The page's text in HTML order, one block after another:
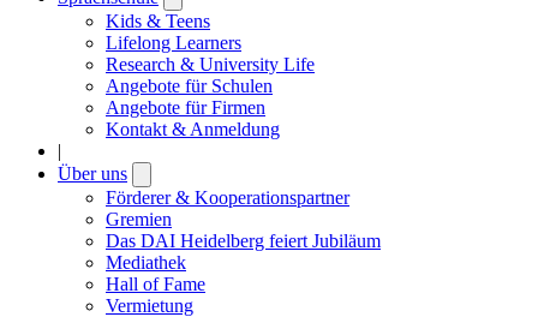
submenu
Kids & Teens
Lifelong Learners
Research & University Life
Angebote für Schulen
Angebote für Firmen
Kontakt & Anmeldung
|
Über uns
submenu
Förderer & Kooperationspartner
Gremien
Das DAI Heidelberg feiert Jubiläum
Mediathek
Hall of Fame
Vermietung